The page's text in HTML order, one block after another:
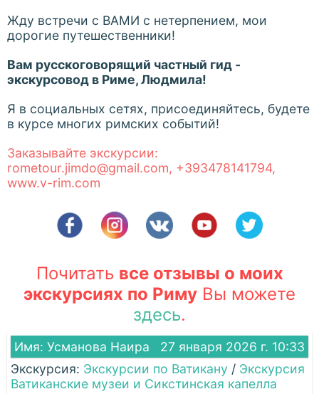
Жду встречи с ВАМИ с нетерпением, мои
дорогие путешественники!
Вам русскоговорящий частный гид -
экскурсовод в Риме, Людмила!
Я в социальных сетях, присоединяйтесь, будете
в курсе многих римских событий!
Заказывайте экскурсии:
rometour.jimdo@gmail.com, +393478141794,
www.v-rim.com
Почитать все отзывы о моих
экскурсиях по Риму Вы можете
здесь.
27 января 2026 г. 10:33
Имя: Усманова Наира
Экскурсия: Экскурсии по Ватикану / Экскурсия
Ватиканские музеи и Сикстинская капелла